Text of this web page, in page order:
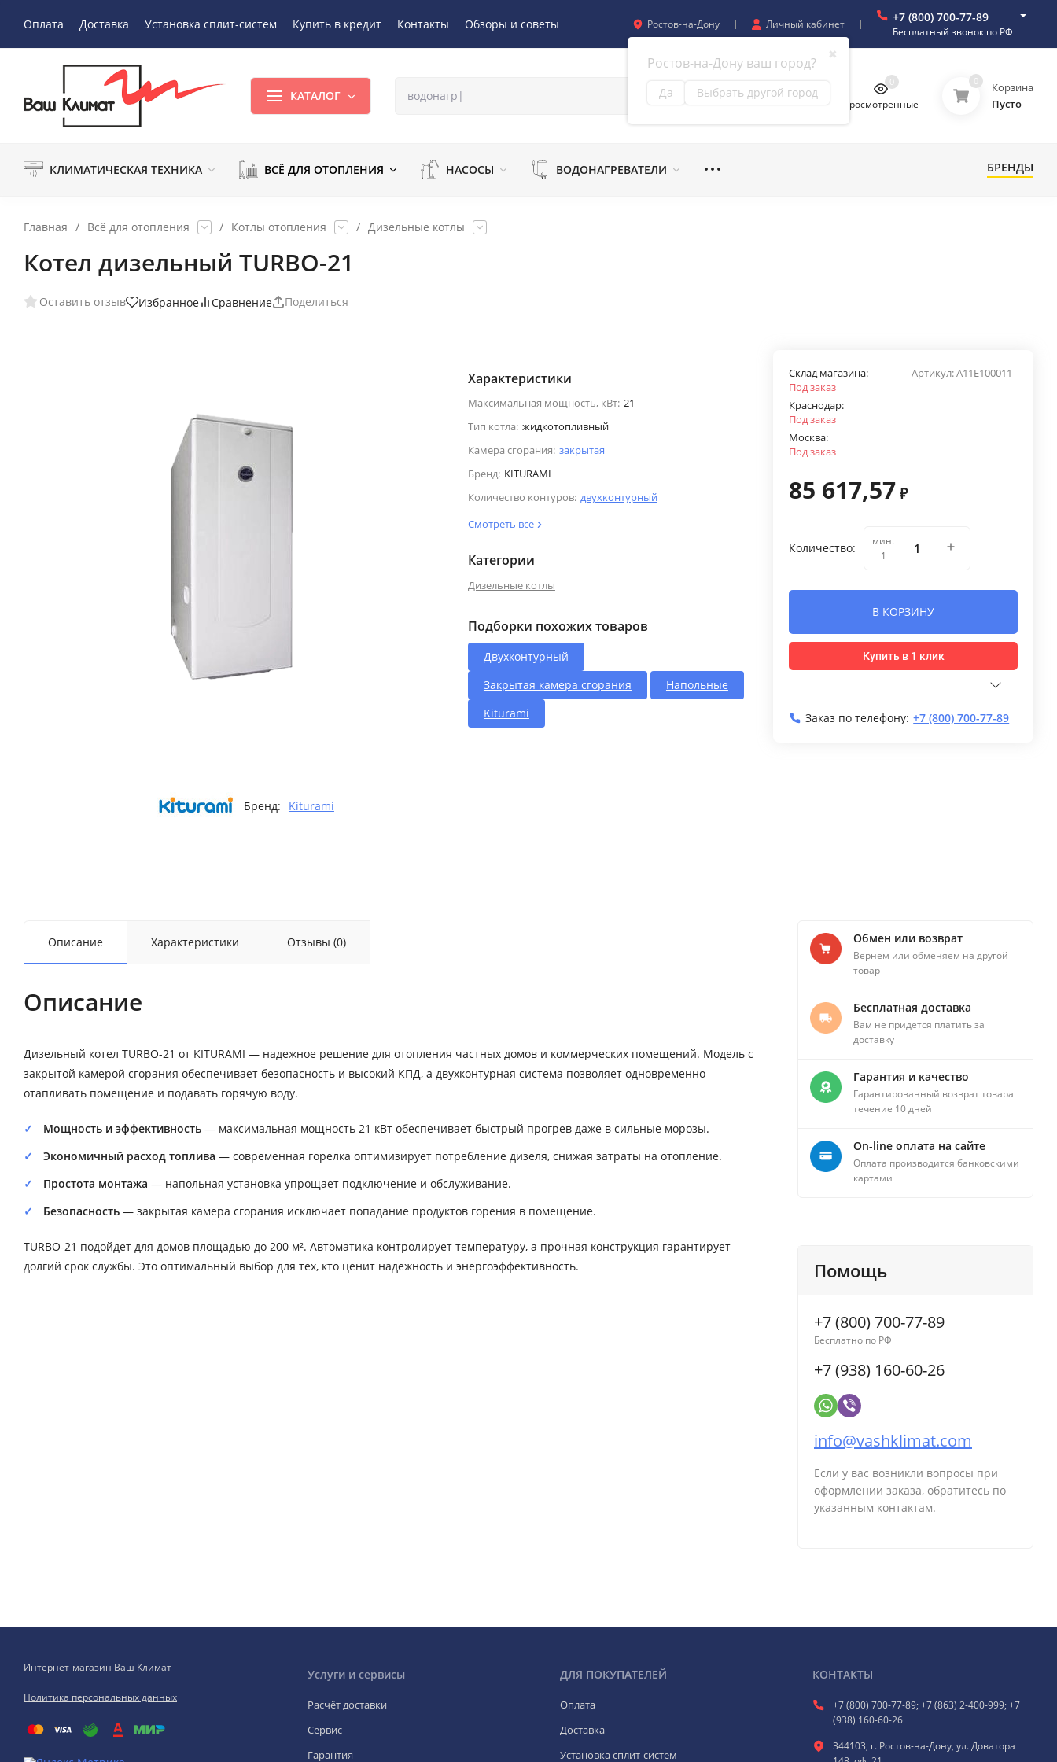
Оплата Доставка Установка сплит-систем Купить в кредит Контакты Обзоры и советы Ростов-на-Дону
✖
Ростов-на-Дону ваш город?
Да Выбрать другой город
Личный кабинет +7 (800) 700-77-89
Бесплатный звонок по РФ
КАТАЛОГ
Просмотренные
0 0
Корзина
Пусто
КЛИМАТИЧЕСКАЯ ТЕХНИКА ВСЁ ДЛЯ ОТОПЛЕНИЯ НАСОСЫ ВОДОНАГРЕВАТЕЛИ БРЕНДЫ
Главная / Всё для отопления / Котлы отопления / Дизельные котлы
Котел дизельный TURBO-21
Оставить отзыв Избранное Сравнение Поделиться
Бренд: Kiturami
Характеристики
Максимальная мощность, кВт: 21
Тип котла: жидкотопливный
Камера сгорания: закрытая
Бренд: KITURAMI
Количество контуров: двухконтурный
Смотреть все
Категории
Дизельные котлы
Подборки похожих товаров
Двухконтурный
Закрытая камера сгорания
Напольные
Kiturami
Артикул:A11E100011
Склад магазина:
Под заказ
Краснодар:
Под заказ
Москва:
Под заказ
85 617,57 ₽
Количество:
мин.
1
В КОРЗИНУ
Купить в 1 клик
Заказ по телефону: +7 (800) 700-77-89
Описание Характеристики Отзывы (0)
Описание
Дизельный котел TURBO-21 от KITURAMI — надежное решение для отопления частных домов и коммерческих помещений. Модель с
закрытой камерой сгорания обеспечивает безопасность и высокий КПД, а двухконтурная система позволяет одновременно
отапливать помещение и подавать горячую воду.
Мощность и эффективность — максимальная мощность 21 кВт обеспечивает быстрый прогрев даже в сильные морозы.
Экономичный расход топлива — современная горелка оптимизирует потребление дизеля, снижая затраты на отопление.
Простота монтажа — напольная установка упрощает подключение и обслуживание.
Безопасность — закрытая камера сгорания исключает попадание продуктов горения в помещение.
TURBO-21 подойдет для домов площадью до 200 м². Автоматика контролирует температуру, а прочная конструкция гарантирует
долгий срок службы. Это оптимальный выбор для тех, кто ценит надежность и энергоэффективность.
Обмен или возврат
Вернем или обменяем на другой
товар
Бесплатная доставка
Вам не придется платить за
доставку
Гарантия и качество
Гарантированный возврат товара
течение 10 дней
On-line оплата на сайте
Оплата производится банковскими
картами
Помощь
+7 (800) 700-77-89
Бесплатно по РФ
+7 (938) 160-60-26
info@vashklimat.com
Если у вас возникли вопросы при
оформлении заказа, обратитесь по
указанным контактам.
Интернет-магазин Ваш Климат
Политика персональных данных
Услуги и сервисы
Расчёт доставки
Сервис
Гарантия
ДЛЯ ПОКУПАТЕЛЕЙ
Оплата
Доставка
Установка сплит-систем
КОНТАКТЫ
+7 (800) 700-77-89; +7 (863) 2-400-999; +7
(938) 160-60-26
344103, г. Ростов-на-Дону, ул. Доватора